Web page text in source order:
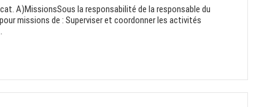
A)MissionsSous la responsabilité de la responsable du
missions de : Superviser et coordonner les activités